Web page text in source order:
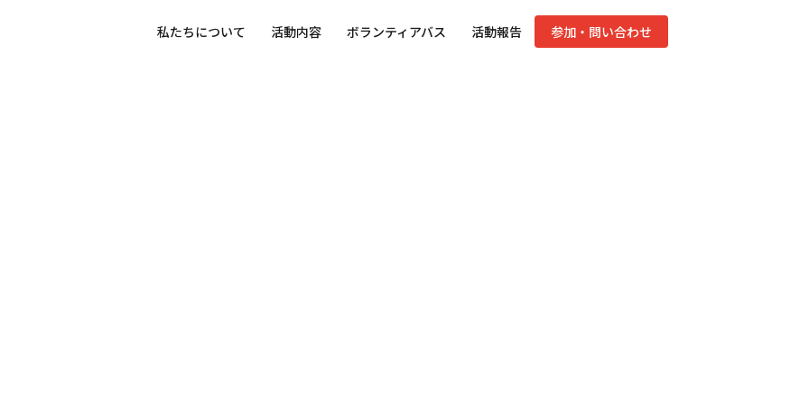
私たちについて 活動内容 ボランティアバス 活動報告 参加・問い合わせ